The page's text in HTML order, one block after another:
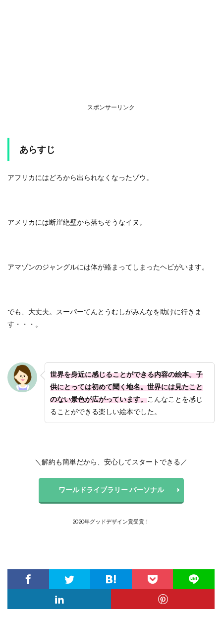
スポンサーリンク
あらすじ
アフリカにはどろから出られなくなったゾウ。
アメリカには断崖絶壁から落ちそうなイヌ。
アマゾンのジャングルには体が絡まってしまったヘビがいます。
でも、大丈夫。スーパーてんとうむしがみんなを助けに行きま
す・・・。
世界を身近に感じることができる内容の絵本。子
供にとっては初めて聞く地名。世界には見たこと
のない景色が広がっています。こんなことを感じ
ることができる楽しい絵本でした。
＼解約も簡単だから、安心してスタートできる／
ワールドライブラリー パーソナル
2020年グッドデザイン賞受賞！